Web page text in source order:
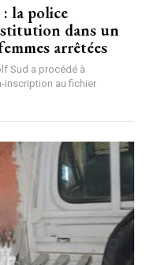
la police
dans un
arrêtées
Sud a procédé à
inscription au fichier